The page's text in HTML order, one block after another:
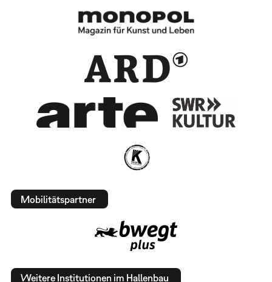
Mobilitätspartner
Weitere Institutionen im Hallenbau